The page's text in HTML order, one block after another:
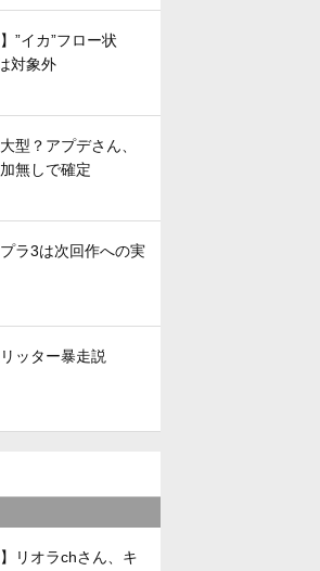
”イカ”フロー状
対象外
型？アプデさん、
無しで確定
ラ3は次回作への実
ッター暴走説
】リオラchさん、キ